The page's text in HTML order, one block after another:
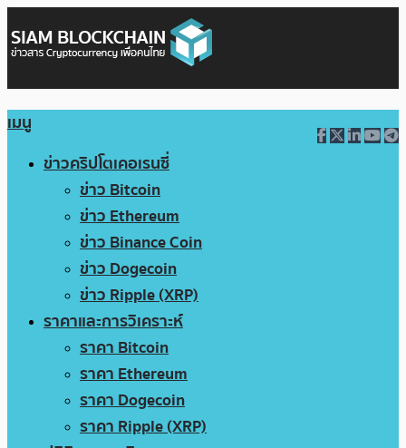
เมนู
ข่าวคริปโตเคอเรนซี่
ข่าว Bitcoin
ข่าว Ethereum
ข่าว Binance Coin
ข่าว Dogecoin
ข่าว Ripple (XRP)
ราคาและการวิเคราะห์
ราคา Bitcoin
ราคา Ethereum
ราคา Dogecoin
ราคา Ripple (XRP)